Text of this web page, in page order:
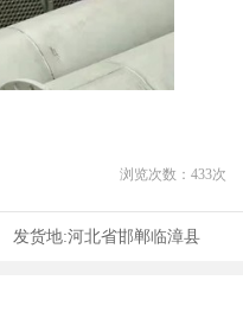
浏览次数： 433次
发货地:河北省邯郸临漳县